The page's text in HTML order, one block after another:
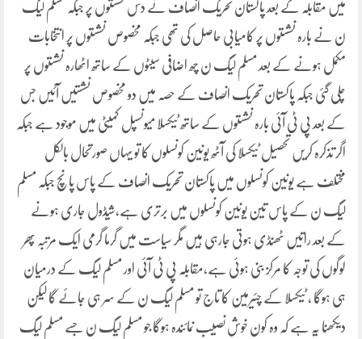
میں مقابلہ کے بعد پاکستان تحریک انصاف نے دس نشستوں پر جبکہ مسلم لیگ
ن نے بارہ نشستوں پر کامیابی حاصل کی تھی جبکہ مخصوص نشستوں پر انتخابات
مکمل ہونے کے بعد مسلم لیگ ن چھ اضافی سیٹوں کے ساتھ اٹھارہ نشستوں پر
چلی گئی جبکہ پاکستان تحریک انصاف کے حصہ میں دو مخصوص نشستیں آئیں جس
کے بعد پی ٹی آئی بارہ نشستوں کے ساتھ ٹیکسلا میونسپل کمیٹی میں موجود ہے جبکہ
اگر تذکرہ کریں تحصیل ٹیکسلا کی آٹھ یونین کونسلوں کا تو یہاں صورتحال بالکل
مختلف ہے یونین کونسلوں میں پاکستان تحریک انصاف کے پاس پانچ جبکہ مسلم
لیگ ن کے پاس تین یونین کونسلوں میں برتری ہے،شیڈول جاری ہونے
کے بعد راتیں ٹھنڈی ہوتی جارہی ہیں مگر سیاست میں گرما گرمی ایک مرتبہ پھر
لوگوں کی توجہ کا مرکز بنی ہوئی ہے،مقابلہ پی ٹی آئی اور مسلم لیگ کے درمیان
ہی ہوگا ، ٹیکسلا کے چئیرمین کا تاج تو مسلم لیگ ن کے سر ہی جائے گا لیکن
دیکھنا یہ ہے کہ وہ کون خوش نصیب نمائندہ ہوگا جو مسلم لیگ ن جسے مسلم لیگ